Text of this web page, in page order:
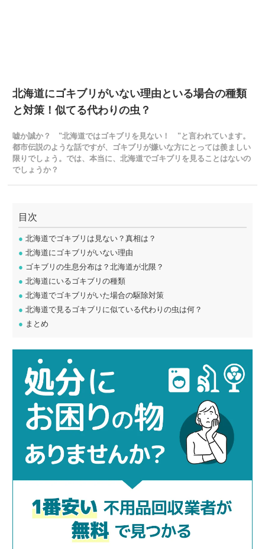
北海道にゴキブリがいない理由といる場合の種類
と対策！似てる代わりの虫？
嘘か誠か？ "北海道ではゴキブリを見ない！ "と言われています。
都市伝説のような話ですが、ゴキブリが嫌いな方にとっては羨ましい
限りでしょう。では、本当に、北海道でゴキブリを見ることはないの
でしょうか？
目次
● 北海道でゴキブリは見ない？真相は？
● 北海道にゴキブリがいない理由
● ゴキブリの生息分布は？北海道が北限？
● 北海道にいるゴキブリの種類
● 北海道でゴキブリがいた場合の駆除対策
● 北海道で見るゴキブリに似ている代わりの虫は何？
● まとめ